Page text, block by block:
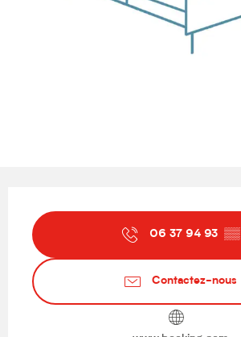
06 37 94 93 ▒▒
Contactez-nous